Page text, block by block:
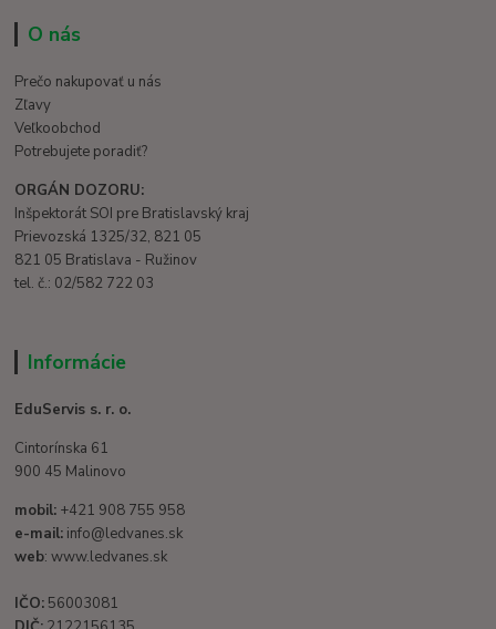
O nás
Prečo nakupovať u nás
Zľavy
Veľkoobchod
Potrebujete poradiť?
ORGÁN DOZORU:
Inšpektorát SOI pre Bratislavský kraj
Prievozská 1325/32, 821 05
821 05 Bratislava - Ružinov
tel. č.: 02/582 722 03
Informácie
EduServis s. r. o.
Cintorínska 61
900 45 Malinovo
mobil: +421 908 755 958
e-mail: info@ledvanes.sk
web: www.ledvanes.sk
IČO: 56003081